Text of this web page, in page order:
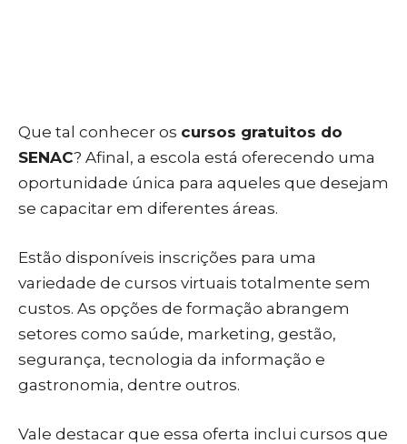
Que tal conhecer os cursos gratuitos do
SENAC? Afinal, a escola está oferecendo uma
oportunidade única para aqueles que desejam
se capacitar em diferentes áreas.
Estão disponíveis inscrições para uma
variedade de cursos virtuais totalmente sem
custos. As opções de formação abrangem
setores como saúde, marketing, gestão,
segurança, tecnologia da informação e
gastronomia, dentre outros.
Vale destacar que essa oferta inclui cursos que